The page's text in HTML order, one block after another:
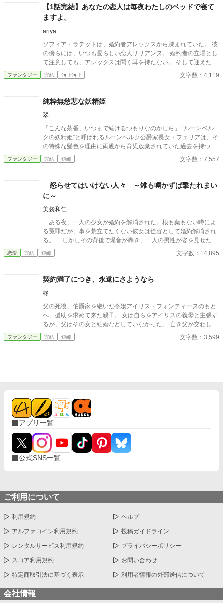
説のような断罪劇や反撃もなく、静かにランベルトは表舞台から
去ることになる。 「小説家になろう」・「アルファポリス」に重
複投稿、自サイトにも掲載。
【1話完結】あなたの恋人は毎夜わたしのベッドで寝て
ますよ。
ariya
ソフィア・ラテットは、婚約者アレックスから疎まれていた。 彼
の傍らには、いつも愛らしい恋人リリアンヌ。 婚約者の立場とし
て注意しても、アレックスは聞く耳を持たない。 そして迎えた学
園卒業パーティー。 ソフィアは公衆の面前で婚約破棄を言い渡さ
れる。 ガッツポーズを決めるリリアンヌ。 そのままアレックスに
た。
ファンタジー 完結 ｼｮｰﾄｼｮｰﾄ 文字数：4,119
純粋無慈悲な妖精姫
翠
「こんな茶番、いつまで続けるつもりなのかしら」 “ルーンベル
クの妖精姫”と呼ばれるルーンベルク公爵家長女・フェリアは、そ
の特殊な髪色を理由に両親から育児放棄されていた過去を持つ。
悪意と嘲笑、浅慮な思惑を向けられながらも、フェリアはいつだ
って穏やかに笑う。 「何故、自分に悪意を持つ相手に慈悲を向け
に無慈悲な少女の、人生の序章。
ファンタジー 完結 短編 文字数：7,557
怒らせてはいけない人々 ～雉も鳴かずば撃たれまい
に～
美袋和仁
ある夜、一人の少女が婚約を解消された。根も葉もない噂によ
る冤罪だが、事を荒立てたくない彼女は従容として婚約解消され
る。 しかしその背後で爆音が轟き、一人の男性が姿を見せた。
彼は少女の父親。 怒らせてはならない人々に繋がる少女の婚約
解消が、思わぬ展開を導きだす。 なんとなくの一気書き。御笑
恋愛 完結 短編 文字数：14,895
契約満了につき、永遠にさようなら
柊
父の死後、伯爵家を継いだ令嬢アイリス・フォンティーヌのもと
へ、援助を求めて来た親子。 女は自らをアイリスの義母と主張す
るが、父はその女と結婚などしていなかった。 亡き父が交わして
いたのは、戦死した親友の妻子を娘が１２歳になるまで援助する
という契約だけ。 それにもかかわらず、伯爵夫人だと思い込み、
ファンタジー 完結 短編 文字数：3,599
アプリ一覧
公式SNS一覧
ご利用について
利用規約 ヘルプ
アルファコイン利用規約 投稿ガイドライン
レンタルサービス利用規約 プライバシーポリシー
スコア利用規約 お問い合わせ
特定商取引法に基づく表示 利用者情報の外部送信について
会社情報